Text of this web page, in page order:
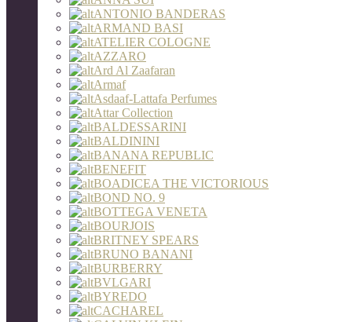
ANTONIO BANDERAS
ARMAND BASI
ATELIER COLOGNE
AZZARO
Ard Al Zaafaran
Armaf
Asdaaf-Lattafa Perfumes
Attar Collection
BALDESSARINI
BALDININI
BANANA REPUBLIC
BENEFIT
BOADICEA THE VICTORIOUS
BOND NO. 9
BOTTEGA VENETA
BOURJOIS
BRITNEY SPEARS
BRUNO BANANI
BURBERRY
BVLGARI
BYREDO
CACHAREL